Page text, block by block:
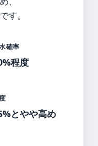
す。
確率
程度
とやや高め